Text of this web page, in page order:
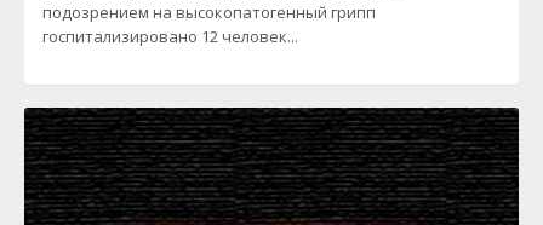
подозрением на высокопатогенный грипп
госпитализировано 12 человек...